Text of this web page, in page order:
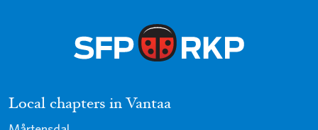
Local chapters in Vantaa